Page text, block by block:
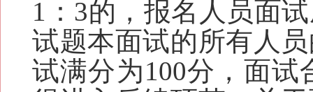
1：3的，报名人员面
试题本面试的所有人
试满分为100分，面试